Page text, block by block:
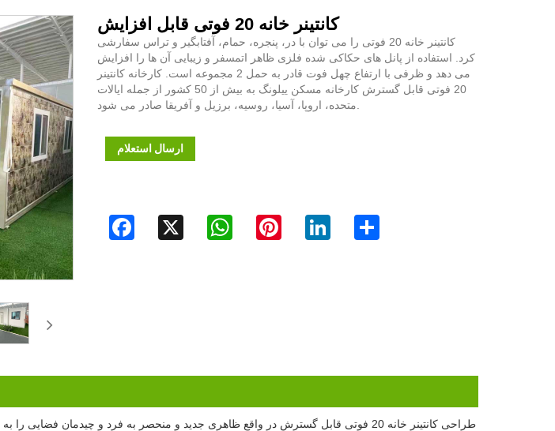
کانتینر خانه 20 فوتی قابل افزایش
کانتینر خانه 20 فوتی را می توان با در، پنجره، حمام، آفتابگیر و تراس سفارشی
کرد. استفاده از پانل های حکاکی شده فلزی ظاهر اتمسفر و زیبایی آن ها را افزایش
می دهد و ظرفی با ارتفاع چهل فوت قادر به حمل 2 مجموعه است. کارخانه کانتینر
20 فوتی قابل گسترش کارخانه مسکن ییلونگ به بیش از 50 کشور از جمله ایالات
متحده، اروپا، آسیا، روسیه، برزیل و آفریقا صادر می شود.
ارسال استعلام
FacebookX WhatsAppPinterest LinkedIn Share
طراحی کانتینر خانه 20 فوتی قابل گسترش در واقع ظاهری جدید و منحصر به فرد و چیدمان